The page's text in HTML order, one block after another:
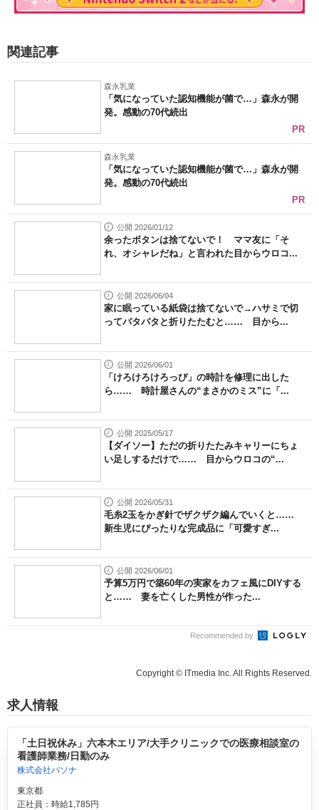
関連記事
森永乳業
「気になっていた認知機能が菌で…」森永が開
発。感動の70代続出
PR
森永乳業
「気になっていた認知機能が菌で…」森永が開
発。感動の70代続出
PR
公開 2026/01/12
余ったボタンは捨てないで！ ママ友に「そ
れ、オシャレだね」と言われた目からウロコ...
公開 2026/06/04
家に眠っている紙袋は捨てないで→ハサミで切
ってパタパタと折りたたむと…… 目から...
公開 2026/06/01
「けろけろけろっぴ」の時計を修理に出した
ら…… 時計屋さんの“まさかのミス”に「...
公開 2025/05/17
【ダイソー】ただの折りたたみキャリーにちょ
い足しするだけで…… 目からウロコの“...
公開 2026/05/31
毛糸2玉をかぎ針でザクザク編んでいくと……
新生児にぴったりな完成品に「可愛すぎ...
公開 2026/06/01
予算5万円で築60年の実家をカフェ風にDIYする
と…… 妻を亡くした男性が作った...
Recommended by
Copyright © ITmedia Inc. All Rights Reserved.
求人情報
「土日祝休み」六本木エリア/大手クリニックでの医療相談室の
看護師業務/日勤のみ
株式会社パソナ
東京都
正社員：時給1,785円